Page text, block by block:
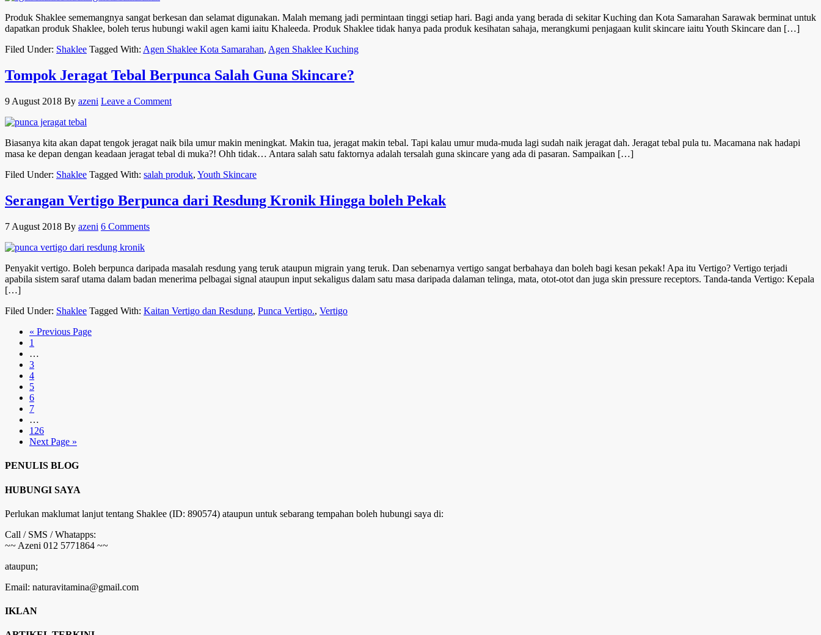
Produk Shaklee sememangnya sangat berkesan dan selamat digunakan. Malah memang jadi permintaan tinggi setiap hari. Bagi anda yang berada di sekitar Kuching dan Kota Samarahan Sarawak berminat untuk
dapatkan produk Shaklee, boleh terus hubungi wakil agen kami iaitu Khaleeda. Produk Shaklee tidak hanya pada produk kesihatan sahaja, merangkumi penjagaan kulit skincare iaitu Youth Skincare dan […]
Filed Under: Shaklee Tagged With: Agen Shaklee Kota Samarahan, Agen Shaklee Kuching
Tompok Jeragat Tebal Berpunca Salah Guna Skincare?
9 August 2018 By azeni Leave a Comment
Biasanya kita akan dapat tengok jeragat naik bila umur makin meningkat. Makin tua, jeragat makin tebal. Tapi kalau umur muda-muda lagi sudah naik jeragat dah. Jeragat tebal pula tu. Macamana nak hadapi
masa ke depan dengan keadaan jeragat tebal di muka?! Ohh tidak… Antara salah satu faktornya adalah tersalah guna skincare yang ada di pasaran. Sampaikan […]
Filed Under: Shaklee Tagged With: salah produk, Youth Skincare
Serangan Vertigo Berpunca dari Resdung Kronik Hingga boleh Pekak
7 August 2018 By azeni 6 Comments
Penyakit vertigo. Boleh berpunca daripada masalah resdung yang teruk ataupun migrain yang teruk. Dan sebenarnya vertigo sangat berbahaya dan boleh bagi kesan pekak! Apa itu Vertigo? Vertigo terjadi
apabila sistem saraf utama dalam badan menerima pelbagai signal ataupun input sekaligus dalam satu masa daripada dalaman telinga, mata, otot-otot dan juga skin pressure receptors. Tanda-tanda Vertigo: Kepala
[…]
Filed Under: Shaklee Tagged With: Kaitan Vertigo dan Resdung, Punca Vertigo., Vertigo
« Previous Page
1
…
3
4
5
6
7
…
126
Next Page »
PENULIS BLOG
HUBUNGI SAYA
Perlukan maklumat lanjut tentang Shaklee (ID: 890574) ataupun untuk sebarang tempahan boleh hubungi saya di:
Call / SMS / Whatapps:
~~ Azeni 012 5771864 ~~
ataupun;
Email: naturavitamina@gmail.com
IKLAN